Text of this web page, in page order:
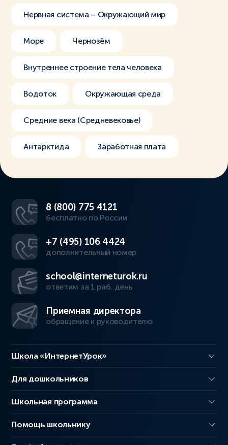
Нервная система – Окружающий мир
Море Чернозём
Внутреннее строение тела человека
Водоток Окружающая среда
Средние века (Средневековье)
Антарктида Заработная плата
8 (800) 775 4121
бесплатно по России
+7 (495) 106 4424
дополнительный номер
school@interneturok.ru
ответим за 1 раб. день
Приемная директора
обращение к руководителю
Школа «ИнтернетУрок»
Для дошкольников
Школьная программа
Помощь школьнику